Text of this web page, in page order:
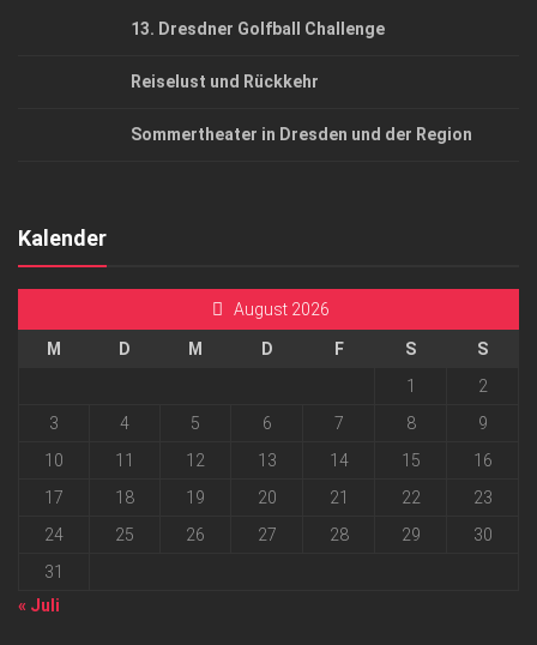
13. Dresdner Golfball Challenge
Reiselust und Rückkehr
Sommertheater in Dresden und der Region
Kalender
August 2026
M D M D F S
S
1
2
3
4 5 6 7 8
9
10
11 12 13 14 15
16
17
18 19 20 21 22
23
24
25 26 27 28 29
30
31
« Juli